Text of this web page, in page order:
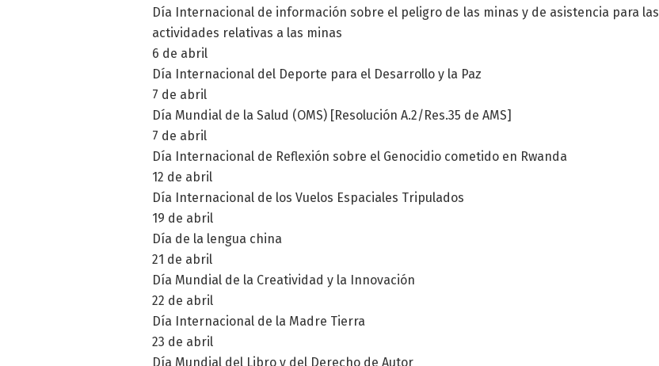
Día Internacional de información sobre el peligro de las minas y de asistencia para las
actividades relativas a las minas
6 de abril
Día Internacional del Deporte para el Desarrollo y la Paz
7 de abril
Día Mundial de la Salud (OMS) [Resolución A.2/Res.35 de AMS]
7 de abril
Día Internacional de Reflexión sobre el Genocidio cometido en Rwanda
12 de abril
Día Internacional de los Vuelos Espaciales Tripulados
19 de abril
Día de la lengua china
21 de abril
Día Mundial de la Creatividad y la Innovación
22 de abril
Día Internacional de la Madre Tierra
23 de abril
Día Mundial del Libro y del Derecho de Autor